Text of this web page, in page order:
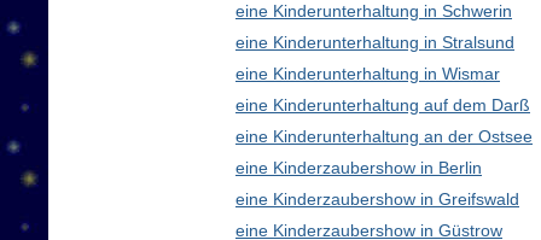
eine Kinderunterhaltung in Schwerin
eine Kinderunterhaltung in Stralsund
eine Kinderunterhaltung in Wismar
eine Kinderunterhaltung auf dem Darß
eine Kinderunterhaltung an der Ostsee
eine Kinderzaubershow in Berlin
eine Kinderzaubershow in Greifswald
eine Kinderzaubershow in Güstrow